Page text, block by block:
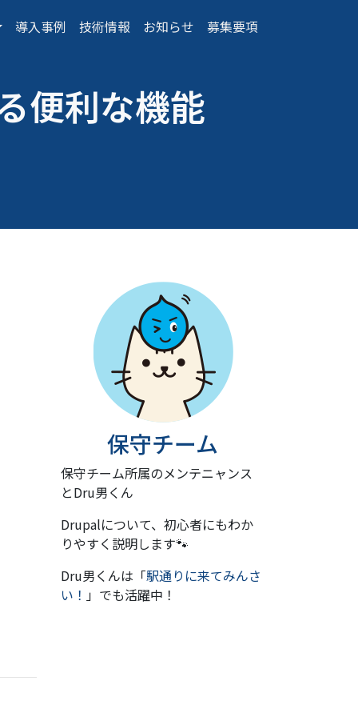
導入事例 技術情報 お知らせ 募集要項
便利な機能
保守チーム
保守チーム所属のメンテニャンス
とDru男くん
Drupalについて、初心者にもわか
りやすく説明します🐾
Dru男くんは「駅通りに来てみんさ
い！ 」でも活躍中！